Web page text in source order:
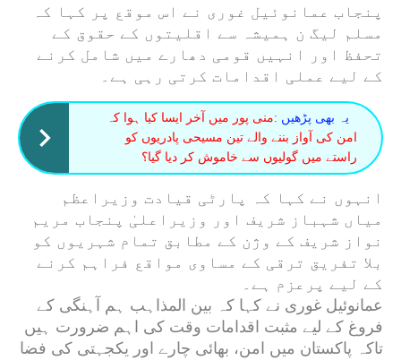
پنجاب عمانوئیل غوری نے اس موقع پر کہا کہ
مسلم لیگ ن ہمیشہ سے اقلیتوں کے حقوق کے
تحفظ اور انہیں قومی دھارے میں شامل کرنے
کے لیے عملی اقدامات کرتی رہی ہے۔
یہ بھی پڑھیں :منی پور میں آخر ایسا کیا ہوا کہ
امن کی آواز بننے والے تین مسیحی پادریوں کو
راستے میں گولیوں سے خاموش کر دیا گیا؟
انہوں نے کہا کہ پارٹی قیادت وزیراعظم
میاں شہباز شریف اور وزیراعلیٰ پنجاب مریم
نواز شریف کے وژن کے مطابق تمام شہریوں کو
بلا تفریق ترقی کے مساوی مواقع فراہم کرنے
کے لیے پرعزم ہے۔
عمانوئیل غوری نے کہا کہ بین المذاہب ہم آہنگی کے
فروغ کے لیے مثبت اقدامات وقت کی اہم ضرورت ہیں
تاکہ پاکستان میں امن، بھائی چارے اور یکجہتی کی فضا